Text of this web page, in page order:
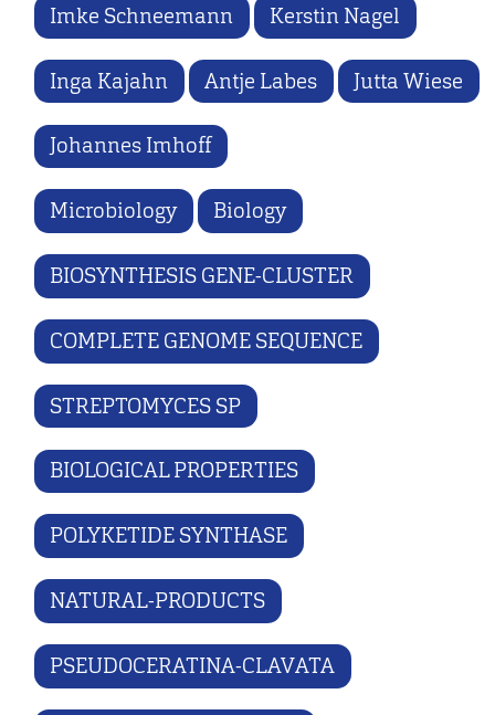
Imke Schneemann Kerstin Nagel
Inga Kajahn Antje Labes Jutta Wiese
Johannes Imhoff
Microbiology Biology
BIOSYNTHESIS GENE-CLUSTER
COMPLETE GENOME SEQUENCE
STREPTOMYCES SP
BIOLOGICAL PROPERTIES
POLYKETIDE SYNTHASE
NATURAL-PRODUCTS
PSEUDOCERATINA-CLAVATA